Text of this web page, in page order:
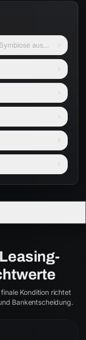
aus
Kondition richtet
Bankentscheidung.